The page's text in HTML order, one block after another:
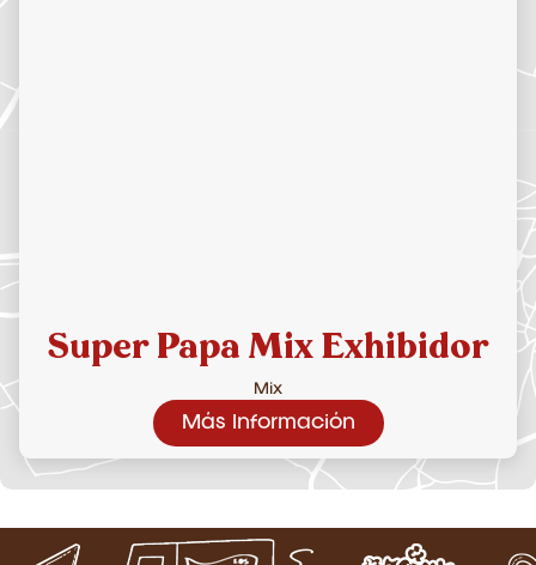
Super Papa Mix Exhibidor
Mix
Más Información